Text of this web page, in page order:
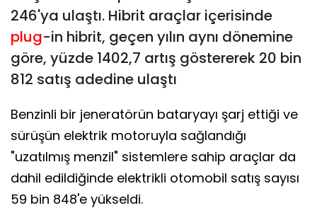
246'ya ulaştı. Hibrit araçlar içerisinde
plug-in hibrit, geçen yılın aynı dönemine
göre, yüzde 1402,7 artış göstererek 20 bin
812 satış adedine ulaştı
Benzinli bir jeneratörün bataryayı şarj ettiği ve
sürüşün elektrik motoruyla sağlandığı
"uzatılmış menzil" sistemlere sahip araçlar da
dahil edildiğinde elektrikli otomobil satış sayısı
59 bin 848'e yükseldi.